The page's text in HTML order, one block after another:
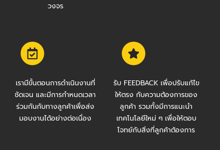
วงจร
เรามีขั้นตอนการดำเนินงานที่
ชัดเจน และมีการกำหนดเวลา
ร่วมกันกับทางลูกค้าเพื่อส่ง
มอบงานได้อย่างต่อเนื่อง
รับ FEEDBACK เพื่อปรับแก้ไข
ให้ตรง กับความต้องการของ
ลูกค้า รวมทั้งมีการแนะนำ
เทคโนโลยีใหม่ ๆ เพื่อให้ตอบ
โจทย์กับสิ่งที่ลูกค้าต้องการ